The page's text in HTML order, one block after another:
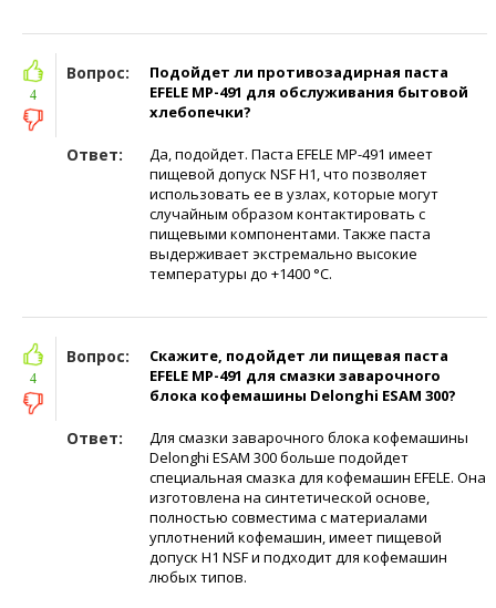
Вопрос:
Подойдет ли противозадирная паста
EFELE MP-491 для обслуживания бытовой
хлебопечки?
Ответ:
Да, подойдет. Паста EFELE MP-491 имеет
пищевой допуск NSF H1, что позволяет
использовать ее в узлах, которые могут
случайным образом контактировать с
пищевыми компонентами. Также паста
выдерживает экстремально высокие
температуры до +1400 °С.
4
Вопрос:
Скажите, подойдет ли пищевая паста
EFELE МР-491 для смазки заварочного
блока кофемашины Delonghi ESAM 300?
Ответ:
Для смазки заварочного блока кофемашины
Delonghi ESAM 300 больше подойдет
специальная смазка для кофемашин EFELE. Она
изготовлена на синтетической основе,
полностью совместима с материалами
уплотнений кофемашин, имеет пищевой
допуск H1 NSF и подходит для кофемашин
любых типов.
4